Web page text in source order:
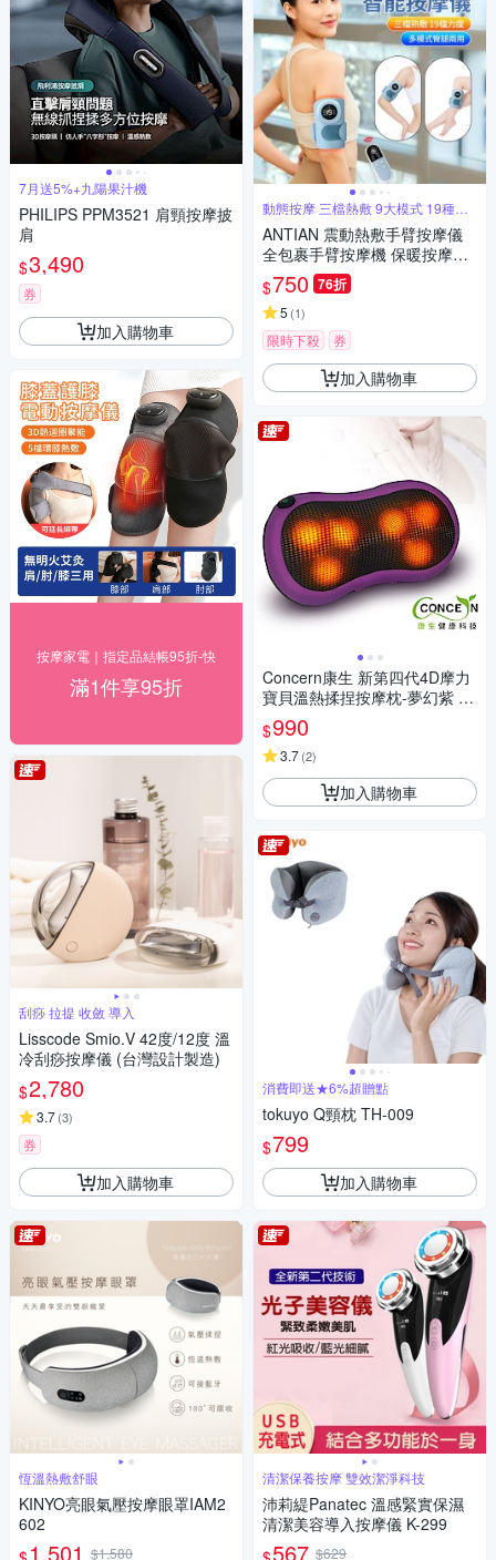
7月送5%+九陽果汁機
PHILIPS PPM3521 肩頸按摩披
肩
$3,490
券
加入購物車
按摩家電｜指定品結帳95折-快
滿1件享95折
刮痧 拉提 收斂 導入
Lisscode Smio.V 42度/12度 溫
冷刮痧按摩儀 (台灣設計製造)
$2,780
3.7(3)
券
加入購物車
恆溫熱敷舒眼
KINYO亮眼氣壓按摩眼罩IAM2
602
1,501 $1,580
動態按摩 三檔熱敷 9大模式 19種力
度
ANTIAN 震動熱敷手臂按摩儀
全包裹手臂按摩機 保暖按摩放
鬆器 三檔熱敷暖手器（交換禮
物）
$750 76折
5 (1)
限時下殺 券
加入購物車
Concern康生 新第四代4D摩力
寶貝溫熱揉捏按摩枕-夢幻紫 C
ON-1288
$990
3.7(2)
加入購物車
消費即送★6%超贈點
tokuyo Q頸枕 TH-009
$799
加入購物車
清潔保養按摩 雙效潔淨科技
沛莉緹Panatec 溫感緊實保濕
清潔美容導入按摩儀 K-299
567 $629